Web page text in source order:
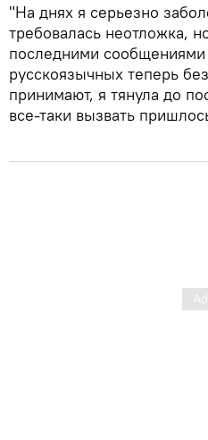
"На днях я серьезно
требовалась неотложка,
последними сообщениями
русскоязычных теперь
принимают, я тянула до
все-таки вызвать